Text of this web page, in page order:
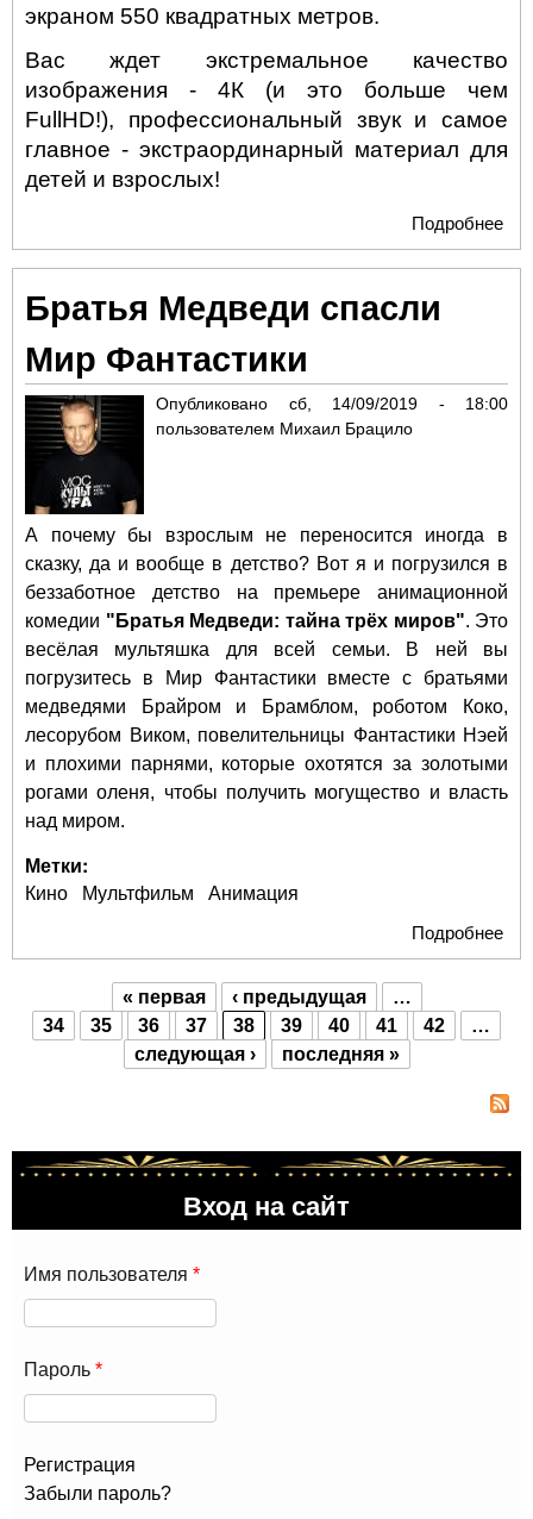
экраном 550 квадратных метров.
Вас ждет экстремальное качество
изображения - 4К (и это больше чем
FullHD!), профессиональный звук и самое
главное - экстраординарный материал для
детей и взрослых!
Подробнее
в
Братья Медведи спасли
Мир Фантастики
Опубликовано сб, 14/09/2019 - 18:00
пользователем Михаил Брацило
А почему бы взрослым не переносится иногда в
сказку, да и вообще в детство? Вот я и погрузился в
беззаботное детство на премьере анимационной
комедии "Братья Медведи: тайна трёх миров". Это
весёлая мультяшка для всей семьи. В ней вы
погрузитесь в Мир Фантастики вместе с братьями
медведями Брайром и Брамблом, роботом Коко,
лесорубом Виком, повелительницы Фантастики Нэей
и плохими парнями, которые охотятся за золотыми
рогами оленя, чтобы получить могущество и власть
над миром.
Метки:
Кино Мультфильм
Анимация
Подробнее
Страницы
« первая ‹ предыдущая
…
34
35 36 37 38 39 40 41 42
…
следующая ›
последняя »
Вход на сайт
Имя пользователя *
Пароль *
Регистрация
Забыли пароль?